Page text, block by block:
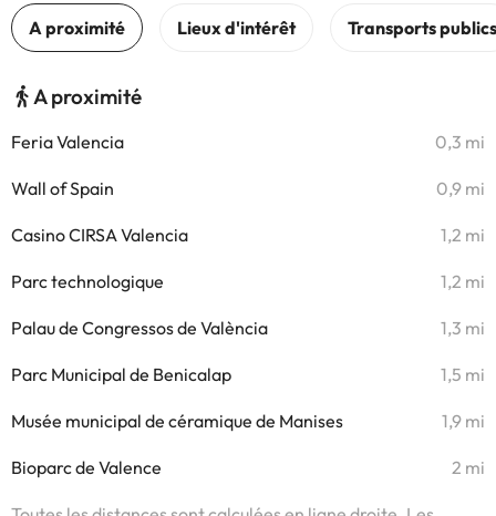
A proximité
Feria Valencia 0,3 mi
Wall of Spain 0,9 mi
Casino CIRSA Valencia 1,2 mi
Parc technologique 1,2 mi
Palau de Congressos de València 1,3 mi
Parc Municipal de Benicalap 1,5 mi
Musée municipal de céramique de Manises 1,9 mi
Bioparc de Valence 2 mi